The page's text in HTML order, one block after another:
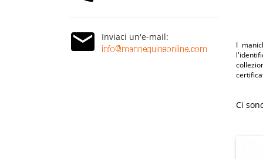
Inviaci un'e-mail:
I
Ci